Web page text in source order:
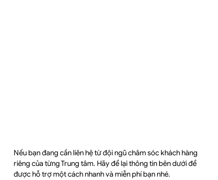
Nếu bạn đang cần liên hệ từ đội ngũ chăm sóc khách hàng
riêng của từng Trung tâm. Hãy để lại thông tin bên dưới để
được hỗ trợ một cách nhanh và miễn phí bạn nhé.